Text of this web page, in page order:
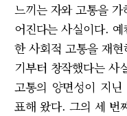
느끼는 자와 고통을
어진다는 사실이다.
한 사회적 고통을 재
기부터 창작했다는 사
고통의 양면성이 지
표해 왔다. 그의 세 번